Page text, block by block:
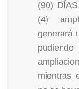
(90)
(4)
generará
mientras